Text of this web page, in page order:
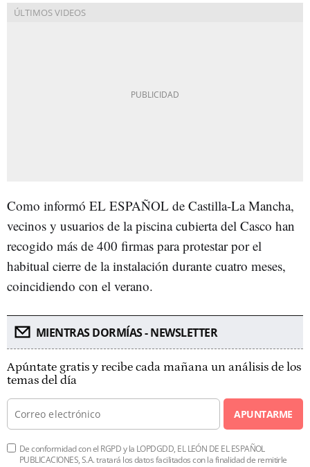
Como informó EL ESPAÑOL de Castilla-La Mancha,
vecinos y usuarios de la piscina cubierta del Casco han
recogido más de 400 firmas para protestar por el
habitual cierre de la instalación durante cuatro meses,
coincidiendo con el verano.
MIENTRAS DORMÍAS - NEWSLETTER
Apúntate gratis y recibe cada mañana un análisis de los
temas del día
APUNTARME
De conformidad con el RGPD y la LOPDGDD, EL LEÓN DE EL ESPAÑOL
PUBLICACIONES, S.A. tratará los datos facilitados con la finalidad de remitirle